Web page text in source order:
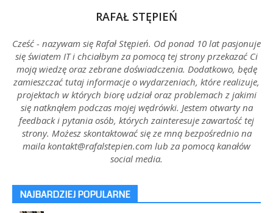
RAFAŁ STĘPIEŃ
Cześć - nazywam się Rafał Stępień. Od ponad 10 lat pasjonuje
się światem IT i chciałbym za pomocą tej strony przekazać Ci
moją wiedzę oraz zebrane doświadczenia. Dodatkowo, będę
zamieszczać tutaj informacje o wydarzeniach, które realizuje,
projektach w których biorę udział oraz problemach z jakimi
się natknąłem podczas mojej wędrówki. Jestem otwarty na
feedback i pytania osób, których zainteresuje zawartość tej
strony. Możesz skontaktować się ze mną bezpośrednio na
maila kontakt@rafalstepien.com lub za pomocą kanałów
social media.
NAJBARDZIEJ POPULARNE